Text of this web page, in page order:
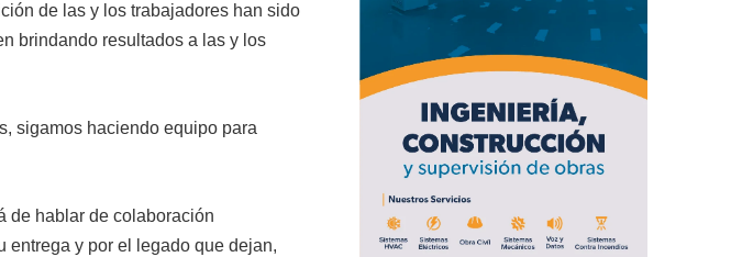
de las y los trabajadores han sido
brindando resultados a las y los
sigamos haciendo equipo para
de hablar de colaboración
entrega y por el legado que dejan,